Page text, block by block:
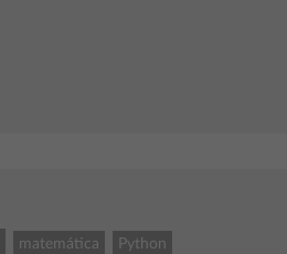
matemática Python